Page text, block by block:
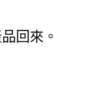
回來。